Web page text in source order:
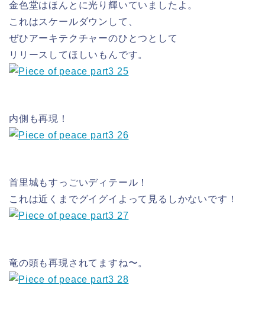
金色堂はほんとに光り輝いていましたよ。
これはスケールダウンして、
ぜひアーキテクチャーのひとつとして
リリースしてほしいもんです。
内側も再現！
首里城もすっごいディテール！
これは近くまでグイグイよって見るしかないです！
竜の頭も再現されてますね〜。